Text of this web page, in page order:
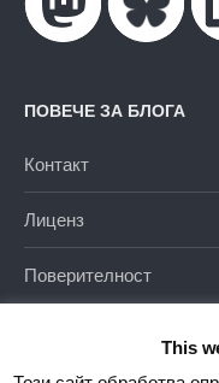
ПОВЕЧЕ ЗА БЛОГА
Контакт
Лиценз
Поверителност
This